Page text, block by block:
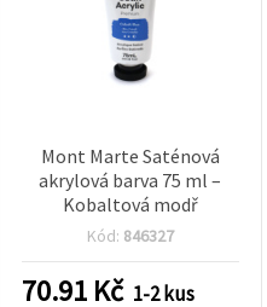
Mont Marte Saténová
akrylová barva 75 ml –
Kobaltová modř
Kód: 846327
70.91 Kč 1-2 kus